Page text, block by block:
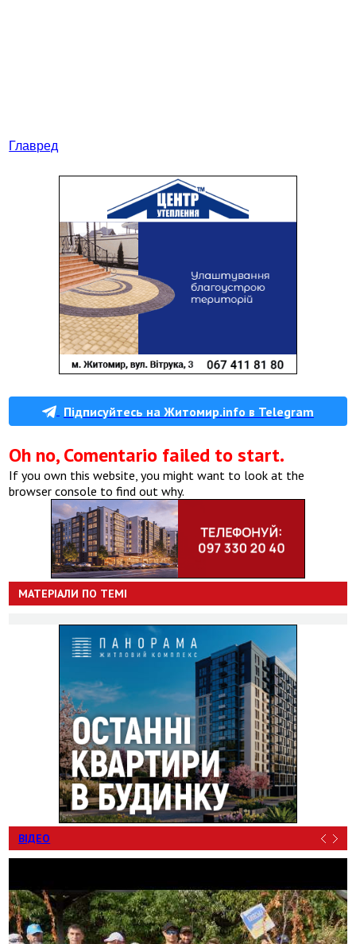
Главред
Підписуйтесь на Житомир.info в Telegram
Oh no, Comentario failed to start.
If you own this website, you might want to look at the
browser console to find out why.
МАТЕРІАЛИ ПО ТЕМІ
ВІДЕО